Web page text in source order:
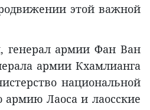
этой важной
генерал армии Фан Ван
армии Кхамлианга
национальной
Лаоса и лаосские